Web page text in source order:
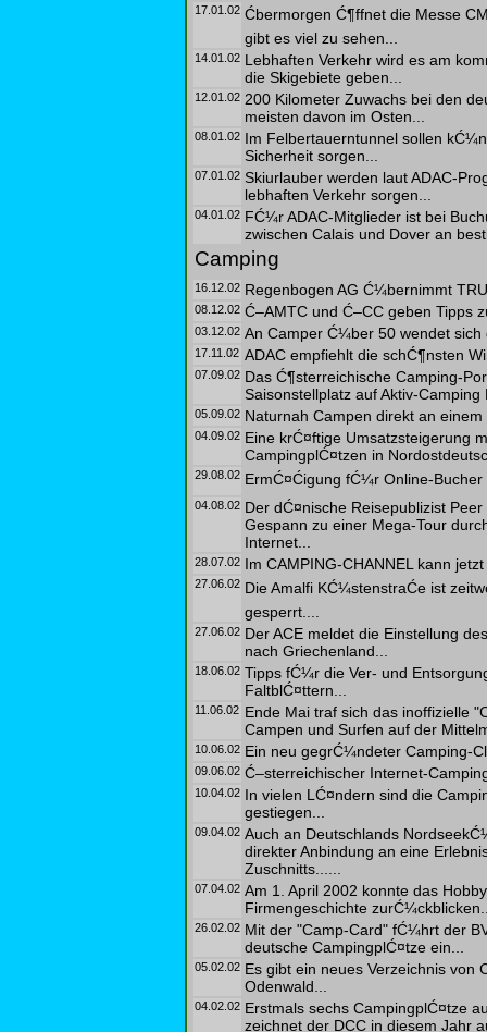
17.01.02 Ćbermorgen Ć¶ffnet die Messe
gibt es viel zu sehen...
14.01.02 Lebhaften Verkehr wird es am
die Skigebiete geben...
12.01.02 200 Kilometer Zuwachs bei den
meisten davon im Osten...
08.01.02 Im Felbertauerntunnel sollen
Sicherheit sorgen...
07.01.02 Skiurlauber werden laut ADAC-
lebhaften Verkehr sorgen...
04.01.02 FĆ¼r ADAC-Mitglieder ist bei
zwischen Calais und Dover an
Camping
16.12.02 Regenbogen AG Ć¼bernimmt
08.12.02 Ć–AMTC und Ć–CC geben Tipps
03.12.02 An Camper Ć¼ber 50 wendet
17.11.02 ADAC empfiehlt die schĆ¶nsten
07.09.02 Das Ć¶sterreichische Camping-
Saisonstellplatz auf Aktiv-Camping
05.09.02 Naturnah Campen direkt an
04.09.02 Eine krĆ¤ftige Umsatzsteigerung
CampingplĆ¤tzen in
29.08.02 ErmĆ¤Ćigung fĆ¼r Online-
04.08.02 Der dĆ¤nische Reisepublizist
Gespann zu einer Mega-Tour
Internet...
28.07.02 Im CAMPING-CHANNEL kann
27.06.02 Die Amalfi KĆ¼stenstraĆe ist
gesperrt....
27.06.02 Der ACE meldet die Einstellung
nach Griechenland...
18.06.02 Tipps fĆ¼r die Ver- und
FaltblĆ¤ttern...
11.06.02 Ende Mai traf sich das inoffizielle
Campen und Surfen auf der
10.06.02 Ein neu gegrĆ¼ndeter Camping-
09.06.02 Ć–sterreichischer Internet-
10.04.02 In vielen LĆ¤ndern sind die
gestiegen...
09.04.02 Auch an Deutschlands
direkter Anbindung an eine
Zuschnitts......
07.04.02 Am 1. April 2002 konnte das
Firmengeschichte
26.02.02 Mit der "Camp-Card" fĆ¼hrt der
deutsche CampingplĆ¤tze ein...
05.02.02 Es gibt ein neues Verzeichnis von
Odenwald...
04.02.02 Erstmals sechs CampingplĆ¤tze
zeichnet der DCC in diesem Jahr